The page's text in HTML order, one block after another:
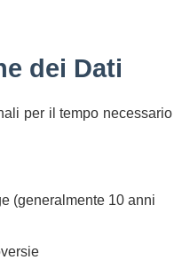
dei Dati
per il tempo necessario
(generalmente 10 anni